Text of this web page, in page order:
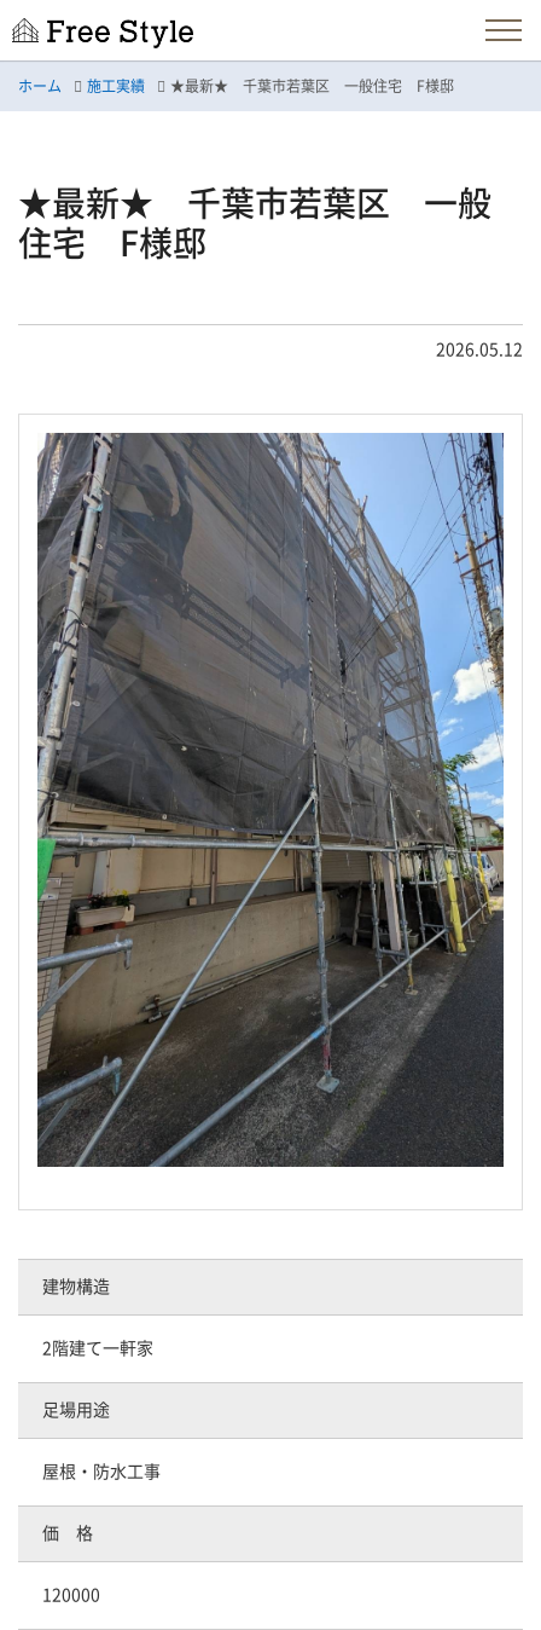
ホーム 施工実績 ★最新★ 千葉市若葉区 一般住宅 F様邸
★最新★ 千葉市若葉区 一般
住宅 F様邸
2026.05.12
建物構造
2階建て一軒家
足場用途
屋根・防水工事
価 格
120000